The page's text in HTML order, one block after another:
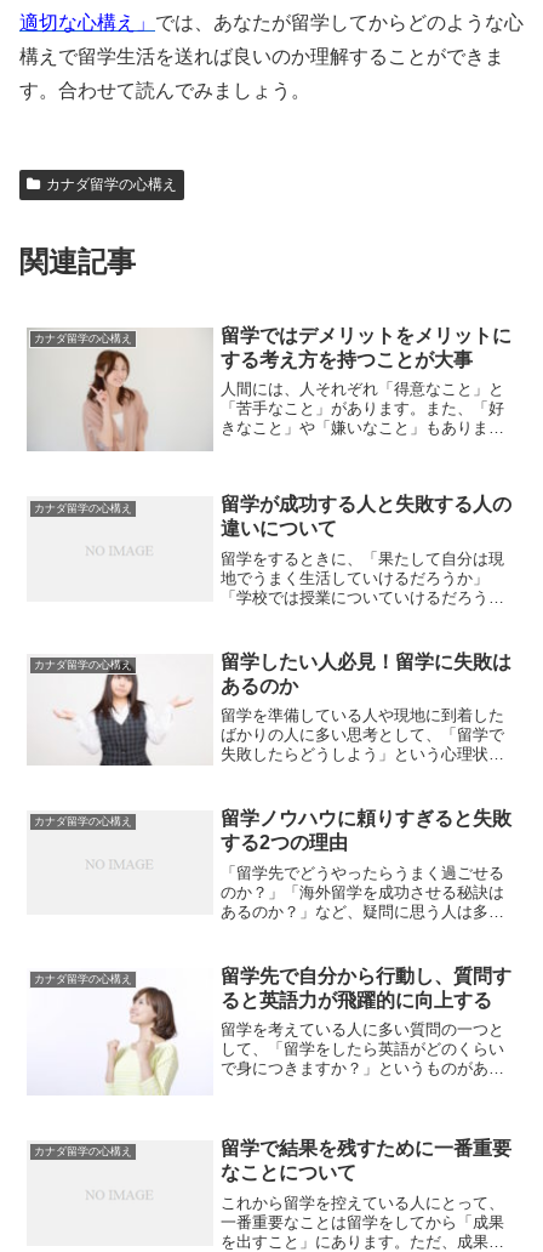
適切な心構え」 では、あなたが留学してからどのような心
構えで留学生活を送れば良いのか理解することができま
す。合わせて読んでみましょう。
カナダ留学の心構え
関連記事
カナダ留学の心構え
留学ではデメリットをメリットに
する考え方を持つことが大事
人間には、人それぞれ「得意なこと」と
「苦手なこと」があります。また、「好
きなこと」や「嫌いなこと」もありま
るだろうか？」「途中で諦...
カナダ留学の心構え
留学が成功する人と失敗する人の
違いについて
留学をするときに、「果たして自分は現
地でうまく生活していけるだろうか」
「学校では授業についていけるだろう
留学が成功する人と失敗する人には違い
があります。事前にこの「違い...
カナダ留学の心構え
留学したい人必見！留学に失敗は
あるのか
留学を準備している人や現地に到着した
ばかりの人に多い思考として、「留学で
失敗したらどうしよう」という心理状態
せん。確かに、最低1週間でも留学をして
「現地で買い物ができな...
カナダ留学の心構え
留学ノウハウに頼りすぎると失敗
する2つの理由
「留学先でどうやったらうまく過ごせる
のか？」「海外留学を成功させる秘訣は
あるのか？」など、疑問に思う人は多い
るでしょう。結論からお伝えすると、
「こうやったら留学は成功す...
カナダ留学の心構え
留学先で自分から行動し、質問す
ると英語力が飛躍的に向上する
留学を考えている人に多い質問の一つと
して、「留学をしたら英語がどのくらい
で身につきますか？」というものがあり
学したら英語がペラペラ...
カナダ留学の心構え
留学で結果を残すために一番重要
なことについて
これから留学を控えている人にとって、
一番重要なことは留学をしてから「成果
を出すこと」にあります。ただ、成果の